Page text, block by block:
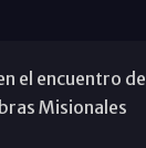
el encuentro de
Misionales